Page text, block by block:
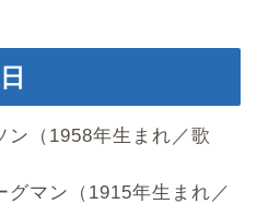
ン（1958年生まれ／歌
グマン（1915年生まれ／